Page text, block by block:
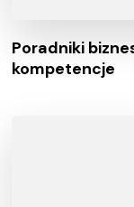
Poradniki
kompetencje